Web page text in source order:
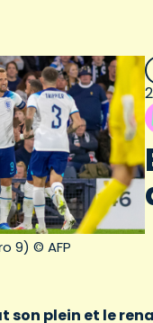
9) © AFP
son plein et le